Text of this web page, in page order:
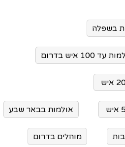
בשפלה
עד 100 איש בדרום
אולמות בבאר שבע
מוהלים בדרום